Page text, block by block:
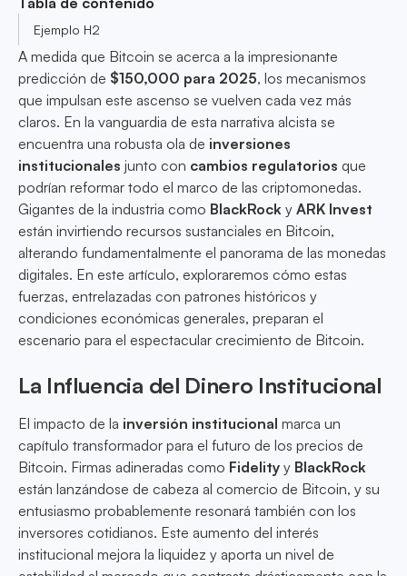
Ejemplo H2
A medida que Bitcoin se acerca a la impresionante
predicción de $150,000 para 2025, los mecanismos
que impulsan este ascenso se vuelven cada vez más
claros. En la vanguardia de esta narrativa alcista se
encuentra una robusta ola de inversiones
institucionales junto con cambios regulatorios que
podrían reformar todo el marco de las criptomonedas.
Gigantes de la industria como BlackRock y ARK Invest
están invirtiendo recursos sustanciales en Bitcoin,
alterando fundamentalmente el panorama de las monedas
digitales. En este artículo, exploraremos cómo estas
fuerzas, entrelazadas con patrones históricos y
condiciones económicas generales, preparan el
escenario para el espectacular crecimiento de Bitcoin.
La Influencia del Dinero Institucional
El impacto de la inversión institucional marca un
capítulo transformador para el futuro de los precios de
Bitcoin. Firmas adineradas como Fidelity y BlackRock
están lanzándose de cabeza al comercio de Bitcoin, y su
entusiasmo probablemente resonará también con los
inversores cotidianos. Este aumento del interés
institucional mejora la liquidez y aporta un nivel de